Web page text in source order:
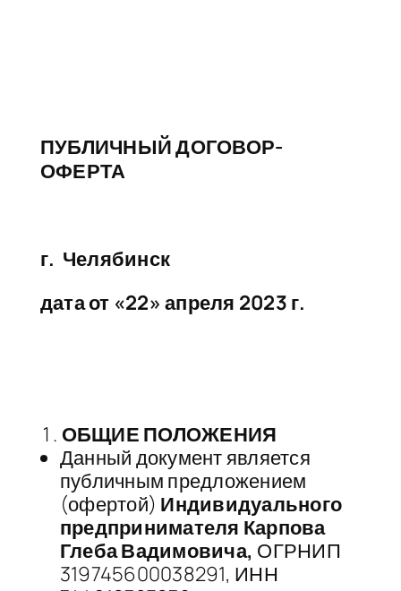
ПУБЛИЧНЫЙ ДОГОВОР-
ОФЕРТА
г. Челябинск
дата от «22» апреля 2023 г.
ОБЩИЕ ПОЛОЖЕНИЯ
Данный документ является
публичным предложением
(офертой) Индивидуального
предпринимателя Карпова
Глеба Вадимовича, ОГРНИП
319745600038291, ИНН